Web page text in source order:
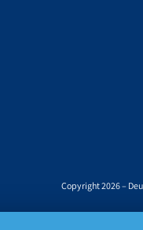
Copyright 2026 –